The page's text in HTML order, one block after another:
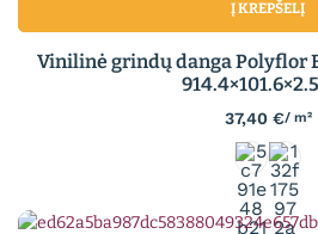
Į KREPŠELĮ
Vinilinė grindų danga Polyflor
37,40 €/ m²